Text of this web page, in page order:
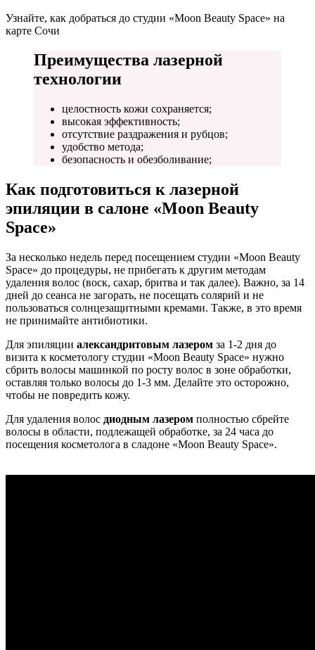
Узнайте, как добраться до студии «Moon Beauty Space» на
карте Сочи
Преимущества лазерной
технологии
целостность кожи сохраняется;
высокая эффективность;
отсутствие раздражения и рубцов;
удобство метода;
безопасность и обезболивание;
Как подготовиться к лазерной
эпиляции в салоне «Moon Beauty
Space»
За несколько недель перед посещением студии «Moon Beauty
Space» до процедуры, не прибегать к другим методам
удаления волос (воск, сахар, бритва и так далее). Важно, за 14
дней до сеанса не загорать, не посещать солярий и не
пользоваться солнцезащитными кремами. Также, в это время
не принимайте антибиотики.
Для эпиляции александритовым лазером за 1-2 дня до
визита к косметологу студии «Moon Beauty Space» нужно
сбрить волосы машинкой по росту волос в зоне обработки,
оставляя только волосы до 1-3 мм. Делайте это осторожно,
чтобы не повредить кожу.
Для удаления волос диодным лазером полностью сбрейте
волосы в области, подлежащей обработке, за 24 часа до
посещения косметолога в сладоне «Moon Beauty Space».